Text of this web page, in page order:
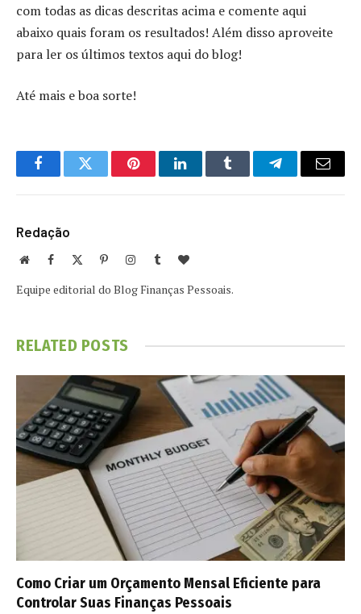
com todas as dicas descritas acima e comente aqui
abaixo quais foram os resultados! Além disso aproveite
para ler os últimos textos aqui do blog!
Até mais e boa sorte!
FacebookTwitter PinterestLinkedInTumblr TelegramEmail
Redação
WebsiteFacebook PinterestInstagram
TumblrBlogLovin
Equipe editorial do Blog Finanças Pessoais.
RELATED POSTS
Como Criar um Orçamento Mensal Eficiente para
Controlar Suas Finanças Pessoais